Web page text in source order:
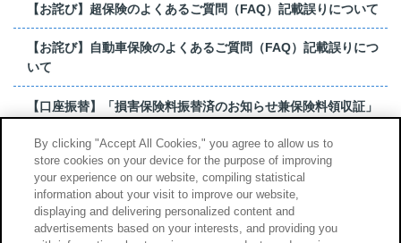
【お詫び】超保険のよくあるご質問（FAQ）記載誤りについて
【お詫び】自動車保険のよくあるご質問（FAQ）記載誤りにつ
いて
【口座振替】「損害保険料振替済のお知らせ兼保険料領収証」
【お詫び】超保険のよくあるご質問（FAQ）記載誤りについて
もっと見る
By clicking "Accept All Cookies," you agree to allow us to
store cookies on your device for the purpose of improving
your experience on our website, compiling statistical
information about your visit to improve our website,
displaying and delivering personalized content and
advertisements based on your interests, and providing you